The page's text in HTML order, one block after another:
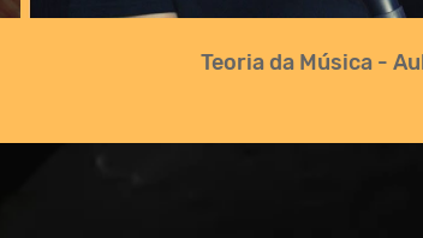
Teoria da Música -